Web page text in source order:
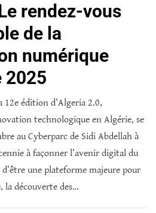
rendez-vous
de la
numérique
2025
édition d’Algeria 2.0,
technologique en Algérie, se
au Cyberparc de Sidi Abdellah à
à façonner l’avenir digital du
une plateforme majeure pour
la découverte des…